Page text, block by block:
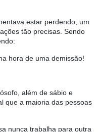
estar perdendo, um
tão precisas. Sendo
hora de uma demissão!
além de sábio e
que a maioria das pessoas
nunca trabalha para outra